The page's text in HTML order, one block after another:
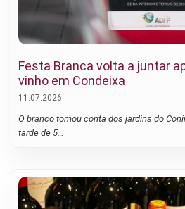
Festa Branca volta a juntar
vinho em Condeixa
11.07.2026
O branco tomou conta dos jardins do
tarde de 5…